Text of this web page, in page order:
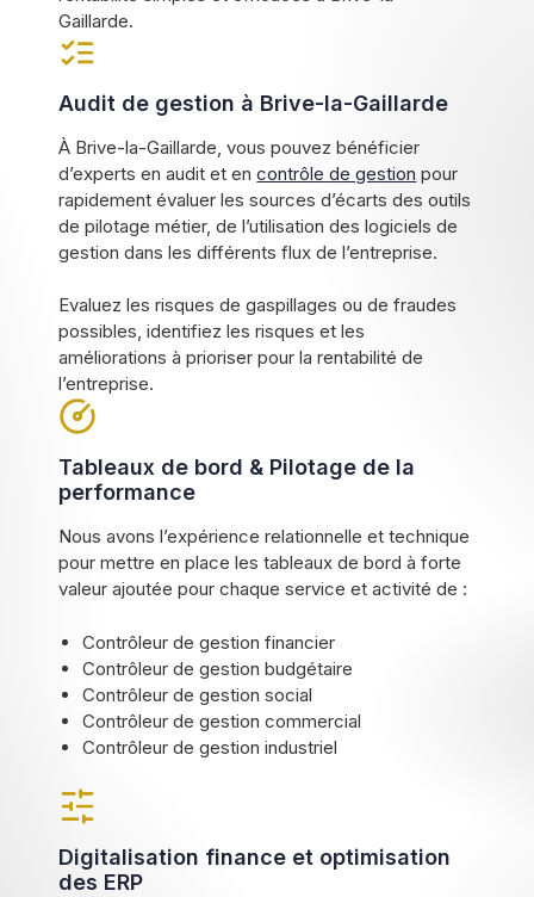
Gaillarde.
Audit de gestion à Brive-la-Gaillarde
À Brive-la-Gaillarde, vous pouvez bénéficier
d’experts en audit et encontrôle de gestion pour
rapidement évaluer les sources d’écarts des outils
de pilotage métier, de l’utilisation des logiciels de
gestion dans les différents flux de l’entreprise.
Evaluez les risques de gaspillages ou de fraudes
possibles, identifiez les risques et les
améliorations à prioriser pour la rentabilité de
l’entreprise.
Tableaux de bord & Pilotage de la
performance
Nous avons l’expérience relationnelle et technique
pour mettre en place les tableaux de bord à forte
valeur ajoutée pour chaque service et activité de :
Contrôleur de gestion financier
Contrôleur de gestion budgétaire
Contrôleur de gestion social
Contrôleur de gestion commercial
Contrôleur de gestion industriel
Digitalisation finance et optimisation
des ERP